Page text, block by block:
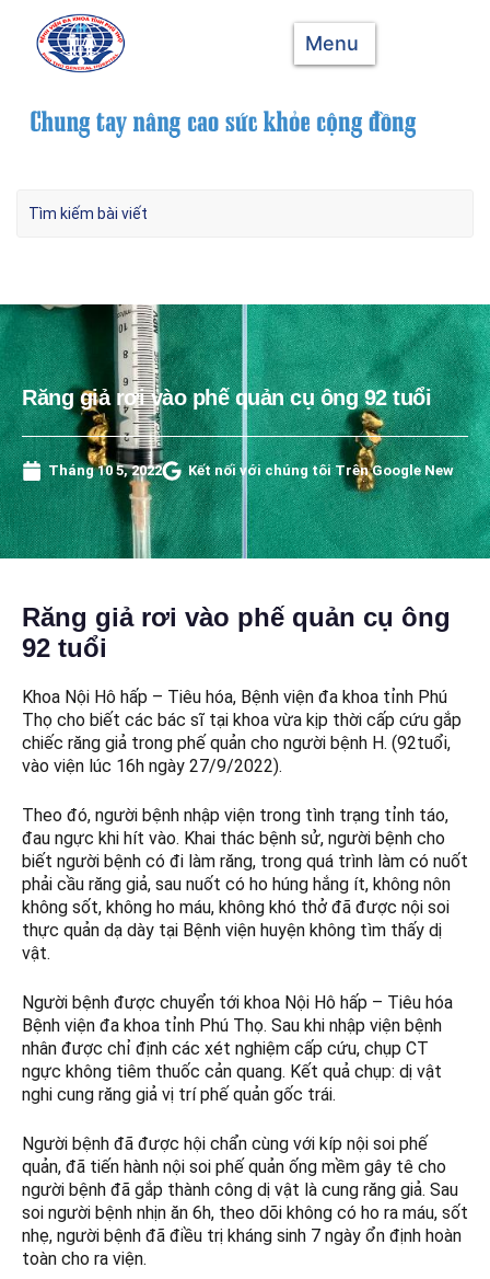
Menu
Răng giả rơi vào phế quản cụ ông 92 tuổi
Tháng 10 5, 2022 Kết nối với chúng tôi Trên Google New
Răng giả rơi vào phế quản cụ ông
92 tuổi
Khoa Nội Hô hấp – Tiêu hóa, Bệnh viện đa khoa tỉnh Phú
Thọ cho biết các bác sĩ tại khoa vừa kịp thời cấp cứu gắp
chiếc răng giả trong phế quản cho người bệnh H. (92tuổi,
vào viện lúc 16h ngày 27/9/2022).
Theo đó, người bệnh nhập viện trong tình trạng tỉnh táo,
đau ngực khi hít vào. Khai thác bệnh sử, người bệnh cho
biết người bệnh có đi làm răng, trong quá trình làm có nuốt
phải cầu răng giả, sau nuốt có ho húng hắng ít, không nôn
không sốt, không ho máu, không khó thở đã được nội soi
thực quản dạ dày tại Bệnh viện huyện không tìm thấy dị
vật.
Người bệnh được chuyển tới khoa Nội Hô hấp – Tiêu hóa
Bệnh viện đa khoa tỉnh Phú Thọ. Sau khi nhập viện bệnh
nhân được chỉ định các xét nghiệm cấp cứu, chụp CT
ngực không tiêm thuốc cản quang. Kết quả chụp: dị vật
nghi cung răng giả vị trí phế quản gốc trái.
Người bệnh đã được hội chẩn cùng với kíp nội soi phế
quản, đã tiến hành nội soi phế quản ống mềm gây tê cho
người bệnh đã gắp thành công dị vật là cung răng giả. Sau
soi người bệnh nhịn ăn 6h, theo dõi không có ho ra máu, sốt
nhẹ, người bệnh đã điều trị kháng sinh 7 ngày ổn định hoàn
toàn cho ra viện.